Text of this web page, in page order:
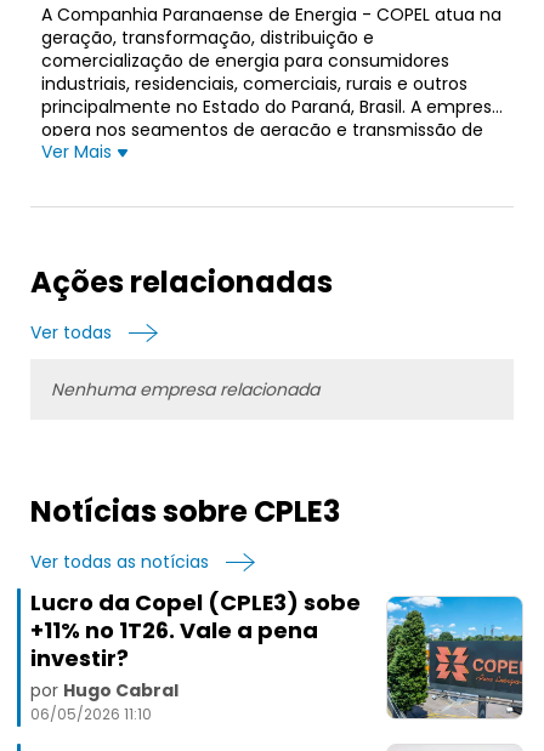
A Companhia Paranaense de Energia - COPEL atua na
geração, transformação, distribuição e
comercialização de energia para consumidores
industriais, residenciais, comerciais, rurais e outros
principalmente no Estado do Paraná, Brasil. A empresa
opera nos segmentos de geração e transmissão de
energia, distribuição de energia, gás e venda de
5.957 megawatts; e possuía e operava 3.638 km de
linhas de transmissão e 204.957 km de linhas de
energia elétrica em 394 municípios no Estado do
Santa Catarina. A Companhia Paranaense de Energia
– COPEL foi fundada em 1954 e está sediada em
Ver Mais
Ações relacionadas
Ver todas
Nenhuma empresa relacionada
Notícias sobre CPLE3
Ver todas as notícias
Lucro da Copel (CPLE3) sobe
+11% no 1T26. Vale a pena
investir?
por Hugo Cabral
06/05/2026 11:10